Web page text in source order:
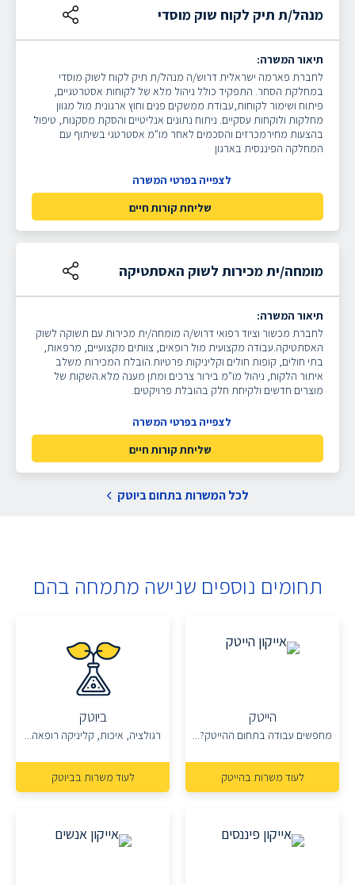
מנהל/ת תיק לקוח שוק מוסדי
תיאור המשרה:
לחברת פארמה ישראלית דרוש/ה מנהל/ת תיק לקוח לשוק מוסדי
במחלקת הסחר. התפקיד כולל ניהול מלא של לקוחות אסטרטגיים,
פיתוח ושימור לקוחות,עבודת ממשקים פנים וחוץ ארגונית מול מגוון
מחלקות ולוקחות עסקיים. ניתוח נתונים אנליטיים והסקת מסקנות, טיפול
בהצעות מחירמכרזים והסכמים לאחר מו"מ אסטרטגי בשיתוף עם
המחלקה הפיננסית בארגון
לצפייה בפרטי המשרה
שליחת קורות חיים
מומחה/ית מכירות לשוק האסתטיקה
תיאור המשרה:
לחברת מכשור וציוד רפואי דרוש/ה מומחה/ית מכירות עם תשוקה לשוק
האסתטיקה.עבודה מקצועית מול רופאים, צוותים מקצועיים, מרפאות,
בתי חולים, קופות חולים וקליניקות פרטיות.הובלת המכירות משלב
איתור הלקוח, ניהול מו"מ בירור צרכים ומתן מענה מלא.השקות של
מוצרים חדשים ולקיחת חלק בהובלת פרויקטים.
לצפייה בפרטי המשרה
שליחת קורות חיים
לכל המשרות בתחום ביוטק
תחומים נוספים שנישה מתמחה בהם
הייטק
מחפשים עבודה בתחום ההייטק?...
לעוד משרות בהייטק
ביוטק
רגולציה, איכות, קליניקה רופאה...
לעוד משרות בביוטק